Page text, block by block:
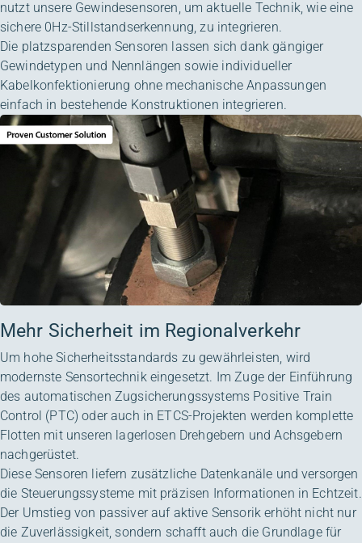
nutzt unsere Gewindesensoren , um aktuelle Technik, wie eine
sichere 0Hz-Stillstandserkennung, zu integrieren.
Die platzsparenden Sensoren lassen sich dank gängiger
Gewindetypen und Nennlängen sowie individueller
Kabelkonfektionierung ohne mechanische Anpassungen
einfach in bestehende Konstruktionen integrieren.
Mehr Sicherheit im Regionalverkehr
Um hohe Sicherheitsstandards zu gewährleisten, wird
modernste Sensortechnik eingesetzt. Im Zuge der Einführung
des automatischen Zugsicherungssystems Positive Train
Control (PTC) oder auch in ETCS-Projekten werden komplette
Flotten mit unseren lagerlosen Drehgebern undAchsgebern
nachgerüstet.
Diese Sensoren liefern zusätzliche Datenkanäle und versorgen
die Steuerungssysteme mit präzisen Informationen in Echtzeit.
Der Umstieg von passiver auf aktive Sensorik erhöht nicht nur
die Zuverlässigkeit, sondern schafft auch die Grundlage für